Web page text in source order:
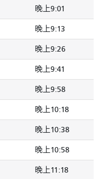
晚上9:01
晚上9:13
晚上9:26
晚上9:41
晚上9:58
晚上10:18
晚上10:38
晚上10:58
晚上11:18